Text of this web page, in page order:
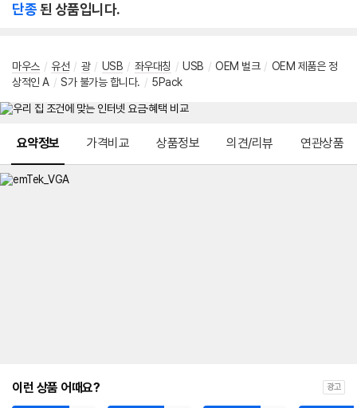
단종된 상품입니다.
마우스 / 유선 / 광 / USB / 좌우대칭 / USB / OEM 벌크 / OEM 제품은 정
상적인 A / S가 불가능 합니다. / 5Pack
요약정보 가격비교 상품정보 의견/리뷰 연관상품
이런 상품 어때요? 광고